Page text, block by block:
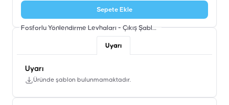
Sepete Ekle
Fosforlu Yönlendirme Levhaları - Çıkış Şablon
Uyarı
Uyarı
Üründe şablon bulunmamaktadır.